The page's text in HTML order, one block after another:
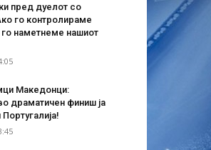
пред дуелот со
го контролираме
го наметнеме нашиот
Македонци:
драматичен финиш ја